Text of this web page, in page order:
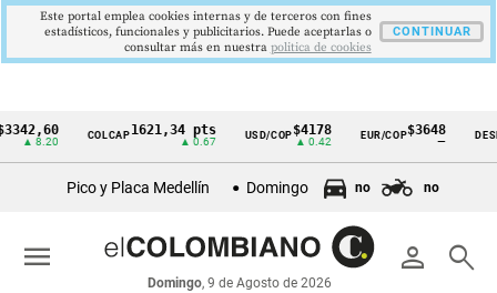
Cintillo
económicos
Colombia
COLCAP1621,34 pts
▲ 0.67
USD/COP$4178
▲ 0.42
EUR/COP$3648
Pico y Placa Medellín Domingo no no
person search
Domingo, 9 de Agosto de 2026
menu
Este portal emplea cookies internas y de terceros con fines
estadísticos, funcionales y publicitarios. Puede aceptarlas o
consultar más en nuestra politica de cookies
CONTINUAR